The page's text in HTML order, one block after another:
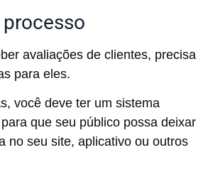
avaliações de clientes, precisa
para eles.
você deve ter um sistema
que seu público possa deixar
no seu site, aplicativo ou outros